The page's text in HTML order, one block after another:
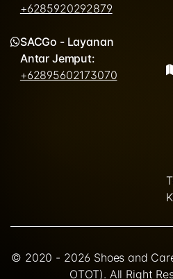
+6285920292879
SACGo - Layanan
Antar Jemput:
+62895602173070
© 2020 - 2026 Shoes and
OTOT). All Right